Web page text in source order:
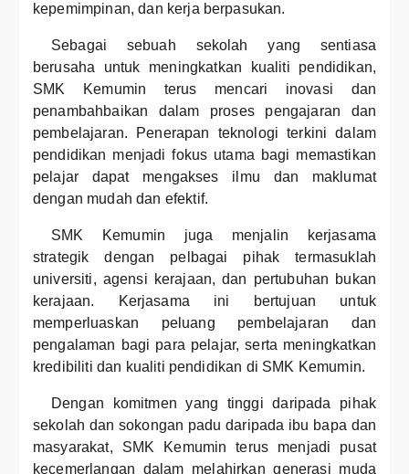
kepemimpinan, dan kerja berpasukan.
Sebagai sebuah sekolah yang sentiasa
berusaha untuk meningkatkan kualiti pendidikan,
SMK Kemumin terus mencari inovasi dan
penambahbaikan dalam proses pengajaran dan
pembelajaran. Penerapan teknologi terkini dalam
pendidikan menjadi fokus utama bagi memastikan
pelajar dapat mengakses ilmu dan maklumat
dengan mudah dan efektif.
SMK Kemumin juga menjalin kerjasama
strategik dengan pelbagai pihak termasuklah
universiti, agensi kerajaan, dan pertubuhan bukan
kerajaan. Kerjasama ini bertujuan untuk
memperluaskan peluang pembelajaran dan
pengalaman bagi para pelajar, serta meningkatkan
kredibiliti dan kualiti pendidikan di SMK Kemumin.
Dengan komitmen yang tinggi daripada pihak
sekolah dan sokongan padu daripada ibu bapa dan
masyarakat, SMK Kemumin terus menjadi pusat
kecemerlangan dalam melahirkan generasi muda